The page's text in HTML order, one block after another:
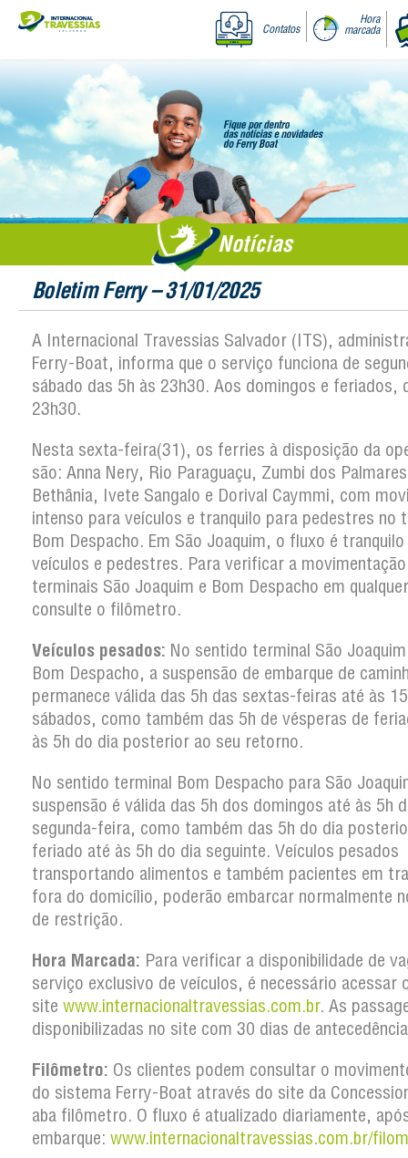
Contatos
Hora
marcada
Notícias
Boletim Ferry – 31/01/2025
A Internacional Travessias Salvador (ITS),
Ferry-Boat, informa que o serviço funciona de
sábado das 5h às 23h30. Aos domingos e feriados,
23h30.
Nesta sexta-feira(31), os ferries à disposição da
são: Anna Nery, Rio Paraguaçu, Zumbi dos
Bethânia, Ivete Sangalo e Dorival Caymmi, com
intenso para veículos e tranquilo para pedestres no
Bom Despacho. Em São Joaquim, o fluxo é
veículos e pedestres. Para verificar a
terminais São Joaquim e Bom Despacho em
consulte o filômetro.
Veículos pesados: No sentido terminal São
Bom Despacho, a suspensão de embarque de
permanece válida das 5h das sextas-feiras até às
sábados, como também das 5h de vésperas de
às 5h do dia posterior ao seu retorno.
No sentido terminal Bom Despacho para São
suspensão é válida das 5h dos domingos até às 5h
segunda-feira, como também das 5h do dia
feriado até às 5h do dia seguinte. Veículos pesados
transportando alimentos e também pacientes em
fora do domicílio, poderão embarcar normalmente
de restrição.
Hora Marcada: Para verificar a disponibilidade de
serviço exclusivo de veículos, é necessário acessar
site www.internacionaltravessias.com.br. As
disponibilizadas no site com 30 dias de
Filômetro: Os clientes podem consultar o
do sistema Ferry-Boat através do site da
aba filômetro. O fluxo é atualizado diariamente,
embarque: www.internacionaltravessias.com.br/